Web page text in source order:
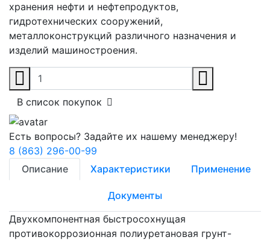
хранения нефти и нефтепродуктов,
гидротехнических сооружений,
металлоконструкций различного назначения и
изделий машиностроения.
В список покупок
Есть вопросы? Задайте их нашему менеджеру!
8 (863) 296-00-99
Описание
Характеристики Применение
Документы
Двухкомпонентная быстросохнущая
противокоррозионная полиуретановая грунт-